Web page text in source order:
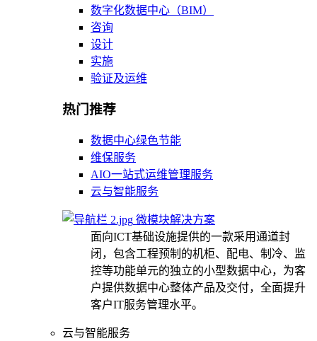
数字化数据中心（BIM）
咨询
设计
实施
验证及运维
热门推荐
数据中心绿色节能
维保服务
AIO一站式运维管理服务
云与智能服务
微模块解决方案
面向ICT基础设施提供的一款采用通道封
闭，包含工程预制的机柜、配电、制冷、监
控等功能单元的独立的小型数据中心，为客
户提供数据中心整体产品及交付，全面提升
客户IT服务管理水平。
云与智能服务